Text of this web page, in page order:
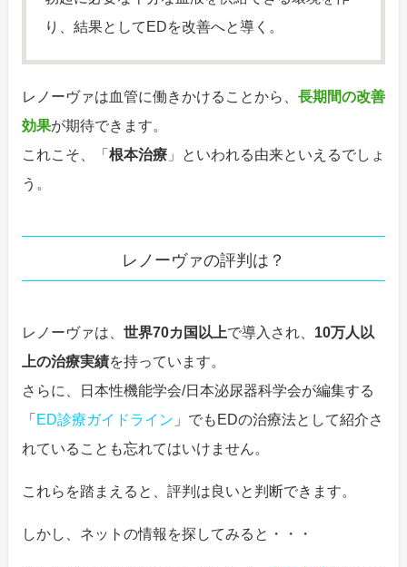
り、結果としてEDを改善へと導く。
レノーヴァは血管に働きかけることから、 長期間の改善
効果が期待できます。
これこそ、「 根本治療」といわれる由来といえるでしょ
う。
レノーヴァの評判は？
レノーヴァは、 世界70カ国以上で導入され、 10万人以
上の治療実績を持っています。
さらに、日本性機能学会/日本泌尿器科学会が編集する
「 ED診療ガイドライン 」でもEDの治療法として紹介さ
れていることも忘れてはいけません。
これらを踏まえると、評判は良いと判断できます。
しかし、ネットの情報を探してみると・・・